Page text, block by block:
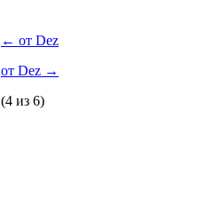
← от Dez
от Dez →
(4 из 6)